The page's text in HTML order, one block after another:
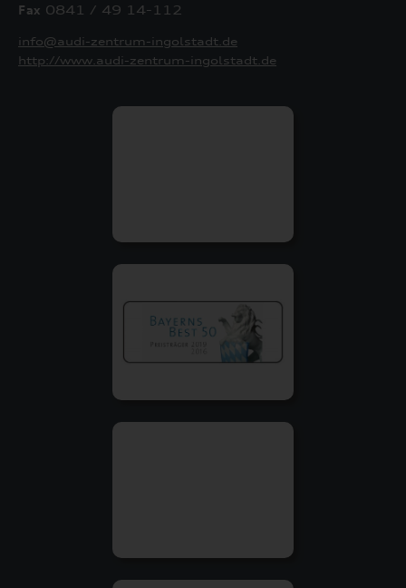
Fax 0841 / 49 14-112
info@audi-zentrum-ingolstadt.de
http://www.audi-zentrum-ingolstadt.de